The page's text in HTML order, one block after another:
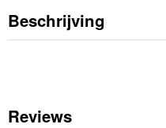
Beschrijving
Reviews